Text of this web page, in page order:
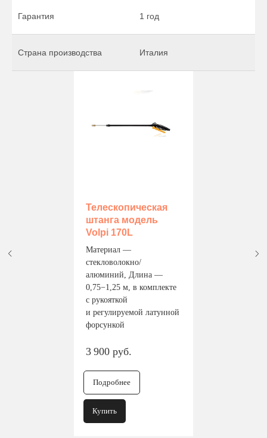
Гарантия 1 год
Страна производства Италия
Телескопическая
штанга модель
Volpi 170L
Материал —
стекловолокно/
алюминий, Длина —
0,75−1,25 м, в комплекте
с рукояткой
и регулируемой латунной
форсункой
3 900 руб.
Подробнее
Купить